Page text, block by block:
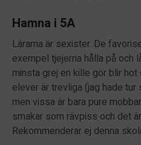
Hamna i 5A
Lärarna är sexister. De
exempel tjejerna hålla på och
minsta grej en kille gör blir hot
elever är trevliga (jag hade
men vissa är bara pure
smakar som rävpiss och det
Rekommenderar ej denna